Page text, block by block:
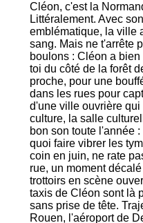
Cléon, c'est la
Littéralement. Avec
emblématique, la ville
sang. Mais ne t'arrête
boulons : Cléon a
toi du côté de la forêt
proche, pour une
dans les rues pour
d'une ville ouvrière
culture, la salle
bon son toute l'année
quoi faire vibrer les
coin en juin, ne rate
rue, un moment
trottoirs en scène
taxis de Cléon sont là
sans prise de tête.
Rouen, l'aéroport de